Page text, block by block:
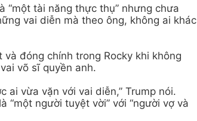
“một tài năng thực thụ” nhưng chưa
vai diễn mà theo ông, không ai khác
đóng chính trong Rocky khi không
võ sĩ quyền anh.
ai vừa vặn với vai diễn,” Trump nói.
“một người tuyệt vời” với “người vợ và